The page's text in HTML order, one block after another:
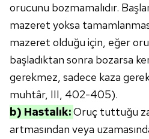
orucunu bozmamalıdır.
mazeret yoksa
mazeret olduğu için, eğer
başladıktan sonra bozarsa
gerekmez, sadece kaza
muhtâr, III, 402-405).
b) Hastalık:Oruç tuttuğu
artmasından veya